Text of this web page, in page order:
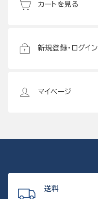
カートを見る
新規登録・ログイン
マイページ
送料